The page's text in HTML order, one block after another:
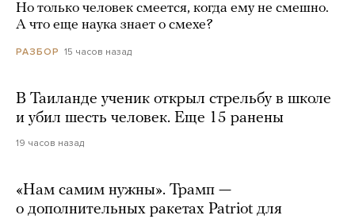
Но только человек смеется, когда ему не смешно.
А что еще наука знает о смехе?
РАЗБОР 15 часов назад
В Таиланде ученик открыл стрельбу в школе
и убил шесть человек. Еще 15 ранены
19 часов назад
«Нам самим нужны». Трамп —
о дополнительных ракетах Patriot для